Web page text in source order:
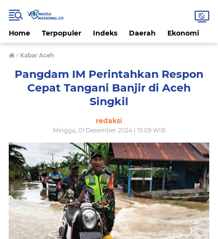
Home Terpopuler Indeks Daerah Ekonomi
› Kabar Aceh
Pangdam IM Perintahkan Respon
Cepat Tangani Banjir di Aceh
Singkil
redaksi
Minggu, 01 Desember 2024 | 19.09 WIB